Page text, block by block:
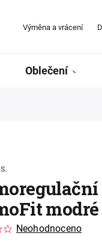
Výměna a vrácení
Oblečení
modré
Neohodnoceno